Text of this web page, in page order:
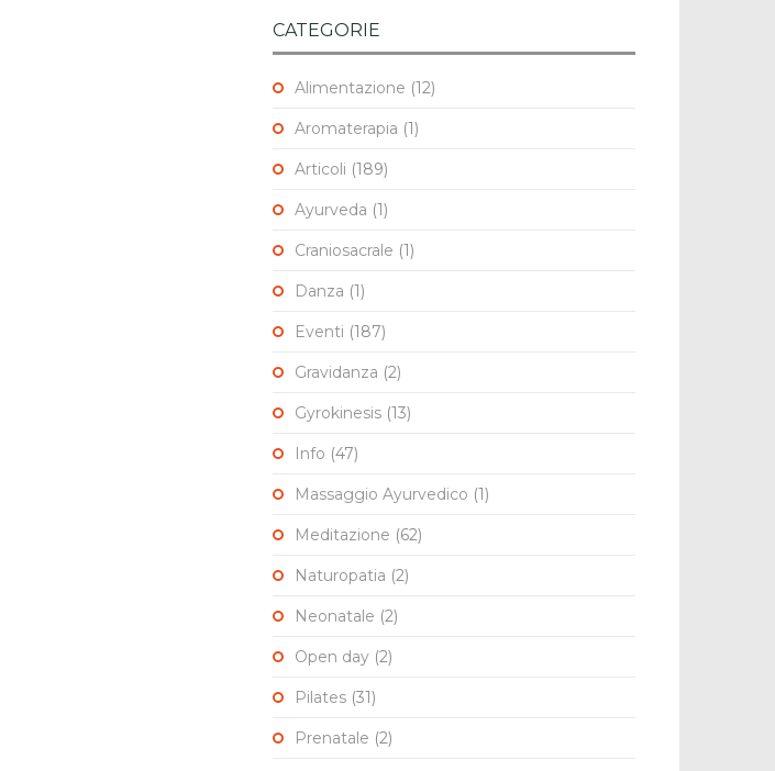
CATEGORIE
Alimentazione (12)
Aromaterapia (1)
Articoli (189)
Ayurveda (1)
Craniosacrale (1)
Danza (1)
Eventi (187)
Gravidanza (2)
Gyrokinesis (13)
Info (47)
Massaggio Ayurvedico (1)
Meditazione (62)
Naturopatia (2)
Neonatale (2)
Open day (2)
Pilates (31)
Prenatale (2)